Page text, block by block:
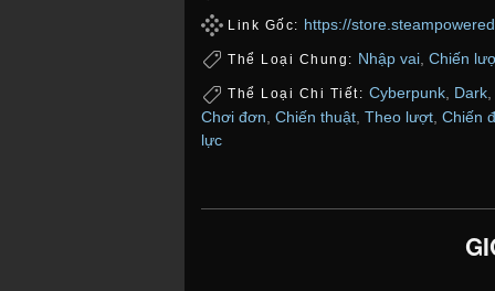
Link Gốc: https://
Thể Loại Chung: Nhập vai Chiến
Thể Loại Chi Tiết: Cyberpunk, Dark,
Chơi đơn Chiến thuật Theo lượt Chiến
lực